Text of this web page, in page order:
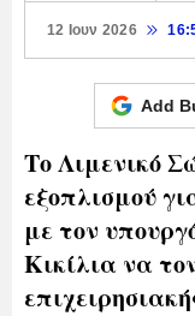
12 Ιουν 2026
Add
Το Λιμενικό
εξοπλισμού
με τον
Κικίλια να